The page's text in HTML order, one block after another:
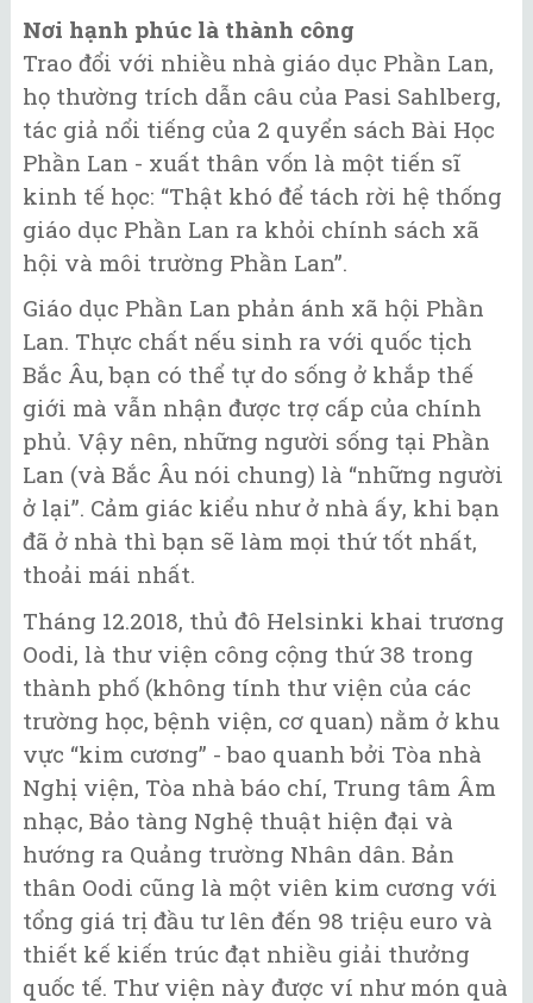
Nơi hạnh phúc là thành công
Trao đổi với nhiều nhà giáo dục Phần Lan,
họ thường trích dẫn câu của Pasi Sahlberg,
tác giả nổi tiếng của 2 quyển sách Bài Học
Phần Lan - xuất thân vốn là một tiến sĩ
kinh tế học: “Thật khó để tách rời hệ thống
giáo dục Phần Lan ra khỏi chính sách xã
hội và môi trường Phần Lan”.
Giáo dục Phần Lan phản ánh xã hội Phần
Lan. Thực chất nếu sinh ra với quốc tịch
Bắc Âu, bạn có thể tự do sống ở khắp thế
giới mà vẫn nhận được trợ cấp của chính
phủ. Vậy nên, những người sống tại Phần
Lan (và Bắc Âu nói chung) là “những người
ở lại”. Cảm giác kiểu như ở nhà ấy, khi bạn
đã ở nhà thì bạn sẽ làm mọi thứ tốt nhất,
thoải mái nhất.
Tháng 12.2018, thủ đô Helsinki khai trương
Oodi, là thư viện công cộng thứ 38 trong
thành phố (không tính thư viện của các
trường học, bệnh viện, cơ quan) nằm ở khu
vực “kim cương” - bao quanh bởi Tòa nhà
Nghị viện, Tòa nhà báo chí, Trung tâm Âm
nhạc, Bảo tàng Nghệ thuật hiện đại và
hướng ra Quảng trường Nhân dân. Bản
thân Oodi cũng là một viên kim cương với
tổng giá trị đầu tư lên đến 98 triệu euro và
thiết kế kiến trúc đạt nhiều giải thưởng
quốc tế. Thư viện này được ví như món quà